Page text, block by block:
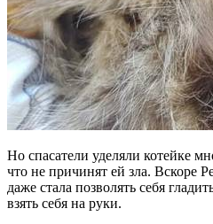
Но спасатели уделяли котейке
что не причинят ей зла. Вскоре
даже стала позволять себя
взять себя на руки.